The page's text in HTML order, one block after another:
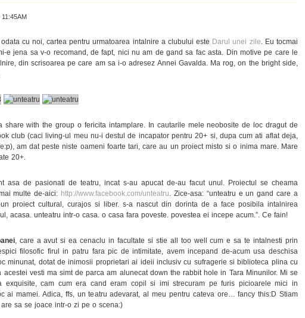
cu noi, cartea pentru urmatoarea intalnire a clubului este Darul unei zile . Eu tocmai
e jena sa v-o recomand, de fapt, nici nu am de gand sa fac asta. Din motive pe care le
din scrisoarea pe care am sa i-o adresez Annei Gavalda. Ma rog, on the bright side,
share with the group o fericita intamplare. In cautarile mele neobosite de loc dragut de
club (caci living-ul meu nu-i destul de incapator pentru 20+ si, dupa cum ati aflat deja,
am dat peste niste oameni foarte tari, care au un proiect misto si o inima mare. Mare
20+.
asa de pasionati de teatru, incat s-au apucat de-au facut unul. Proiectul se cheama
multe de-aici: http://www.facebook.com/unteatru . Zice-asa: “unteatru e un gand care a
proiect cultural, curajos si liber. s-a nascut din dorinta de a face posibila intalnirea
acasa. unteatru intr-o casa. o casa fara poveste. povestea ei incepe acum.”. Ce fain!
, care a avut si ea cenaclu in facultate si stie all too well cum e sa te intalnesti prin
filosofic firul in patru fara pic de intimitate, avem incepand de-acum usa deschisa
minunat, dotat de inimosii proprietari ai ideii inclusiv cu sufragerie si biblioteca plina cu
acestei vesti ma simt de parca am alunecat down the rabbit hole in Tara Minunilor. Mi se
exquisite, cam cum era cand eram copil si imi strecuram pe furis picioarele mici in
ai mamei. Adica, ffs, un teatru adevarat, al meu pentru cateva ore… fancy this:D Stiam
sa se joace intr-o zi pe o scena:)